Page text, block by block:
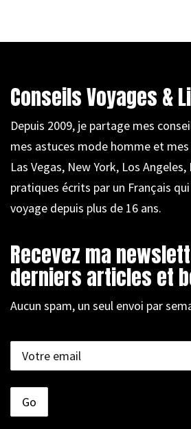
Conseils Voyages &
Depuis 2009, je partage mes
mes astuces mode homme et
Las Vegas, New York, Los
pratiques écrits par un Français
voyage depuis plus de 16 ans.
Recevez ma
derniers articles et
Aucun spam, un seul envoi par